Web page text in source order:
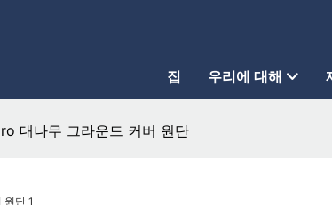
집 우리에 대해
대나무 그라운드 커버 원단